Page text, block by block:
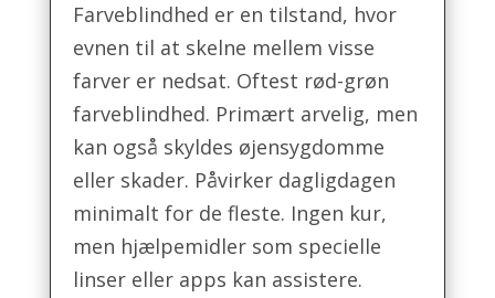
Farveblindhed er en tilstand, hvor
evnen til at skelne mellem visse
farver er nedsat. Oftest rød-grøn
farveblindhed. Primært arvelig, men
kan også skyldes øjensygdomme
eller skader. Påvirker dagligdagen
minimalt for de fleste. Ingen kur,
men hjælpemidler som specielle
linser eller apps kan assistere.